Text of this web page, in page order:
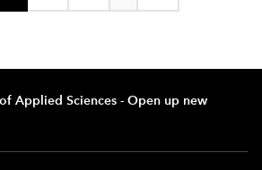
Applied Sciences - Open up new